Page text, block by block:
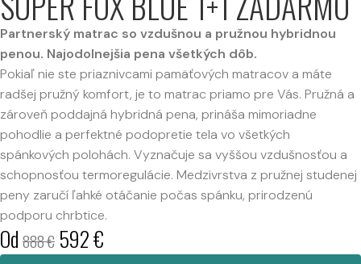
Partnerský matrac so vzdušnou a pružnou hybridnou
penou. Najodolnejšia pena všetkých dôb.
Pokiaľ nie ste priaznivcami pamäťových matracov a máte
radšej pružný komfort, je to matrac priamo pre Vás. Pružná a
zároveň poddajná hybridná pena, prináša mimoriadne
pohodlie a perfektné podopretie tela vo všetkých
spánkových polohách. Vyznačuje sa vyššou vzdušnosťou a
schopnosťou termoregulácie. Medzivrstva z pružnej studenej
peny zaručí ľahké otáčanie počas spánku, prirodzenú
podporu chrbtice.
Od 888€ 592€